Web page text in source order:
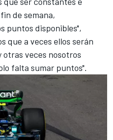
de semana,
puntos disponibles",
que a veces ellos serán
otras veces nosotros
falta sumar puntos".